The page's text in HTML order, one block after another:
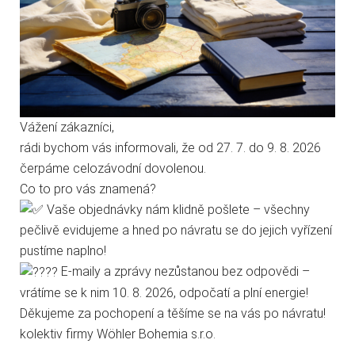
sluníčky
Rozsah dodávky
naviják s integrovaným digitálním
metrickým počítadlem, GFK-tyč ø 7 mm a
štosákovou hlavou (bez sluníčka a
kartáče)
Upozornění pro zákazníka
provozní teplota při práci max.50°C
Příslušenství
těchto stránek s tím vyjadřujete souhlas.
Technické cookies
Analytické cookies
Marketingové cookies
Jen nezbytné Přijmout vše
Přejít na stránku Podrobně o cookies
Vážení zákazníci,
rádi bychom vás informovali, že od 27. 7. do 9. 8. 2026
čerpáme celozávodní dovolenou.
Co to pro vás znamená?
Vaše objednávky nám klidně pošlete – všechny
pečlivě evidujeme a hned po návratu se do jejich vyřízení
pustíme naplno!
E-maily a zprávy nezůstanou bez odpovědi –
vrátíme se k nim 10. 8. 2026, odpočatí a plní energie!
Děkujeme za pochopení a těšíme se na vás po návratu!
kolektiv firmy Wöhler Bohemia s.r.o.